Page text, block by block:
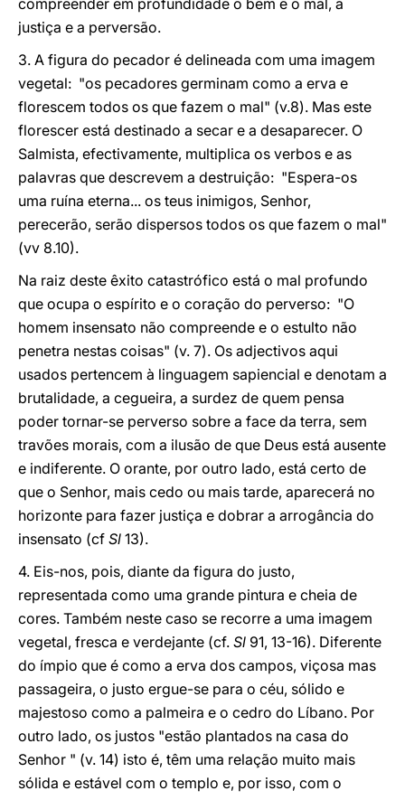
compreender em profundidade o bem e o mal, a
justiça e a perversão.
3. A figura do pecador é delineada com uma imagem
vegetal: "os pecadores germinam como a erva e
florescem todos os que fazem o mal" (v.8). Mas este
florescer está destinado a secar e a desaparecer. O
Salmista, efectivamente, multiplica os verbos e as
palavras que descrevem a destruição: "Espera-os
uma ruína eterna... os teus inimigos, Senhor,
perecerão, serão dispersos todos os que fazem o mal"
(vv 8.10).
Na raiz deste êxito catastrófico está o mal profundo
que ocupa o espírito e o coração do perverso: "O
homem insensato não compreende e o estulto não
penetra nestas coisas" (v. 7). Os adjectivos aqui
usados pertencem à linguagem sapiencial e denotam a
brutalidade, a cegueira, a surdez de quem pensa
poder tornar-se perverso sobre a face da terra, sem
travões morais, com a ilusão de que Deus está ausente
e indiferente. O orante, por outro lado, está certo de
que o Senhor, mais cedo ou mais tarde, aparecerá no
horizonte para fazer justiça e dobrar a arrogância do
insensato (cf Sl 13).
4. Eis-nos, pois, diante da figura do justo,
representada como uma grande pintura e cheia de
cores. Também neste caso se recorre a uma imagem
vegetal, fresca e verdejante (cf. Sl 91, 13-16). Diferente
do ímpio que é como a erva dos campos, viçosa mas
passageira, o justo ergue-se para o céu, sólido e
majestoso como a palmeira e o cedro do Líbano. Por
outro lado, os justos "estão plantados na casa do
Senhor " (v. 14) isto é, têm uma relação muito mais
sólida e estável com o templo e, por isso, com o